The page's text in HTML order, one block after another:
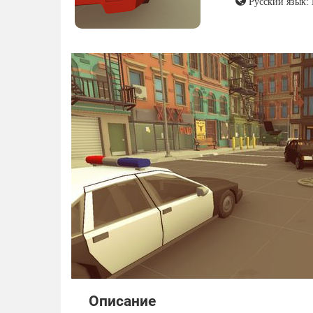
Описание